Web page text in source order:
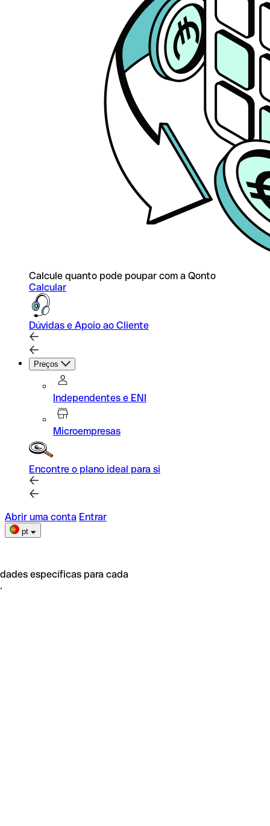
Calcule quanto pode poupar com a Qonto
Calcular
Dúvidas e Apoio ao Cliente
Preços
Independentes e ENI
Microempresas
Encontre o plano ideal para si
Abrir uma conta Entrar
pt
específicas para cada